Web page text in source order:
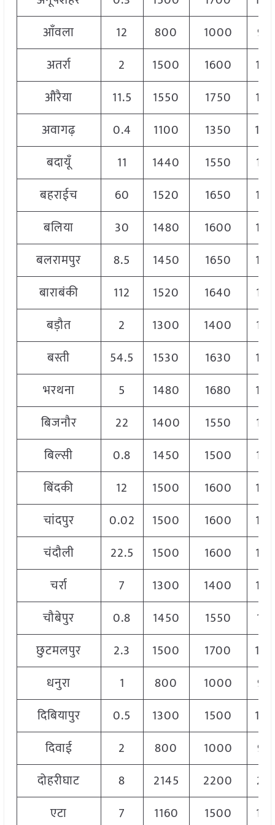
आँवला
12 800 1000
अतर्रा
2 1500 1600
औरैया
11.5 1550 1750
अवागढ़
0.4 1100 1350
बदायूँ
11 1440 1550
बहराईच
60 1520 1650
बलिया
30 1480 1600
बलरामपुर
8.5 1450 1650
बाराबंकी
112 1520 1640
बड़ौत
2 1300 1400
बस्ती
54.5 1530 1630
भरथना
5 1480 1680
बिजनौर
22 1400 1550
बिल्सी
0.8 1450 1500
बिंदकी
12 1500 1600
चांदपुर
0.02 1500 1600
चंदौली
22.5 1500 1600
चर्रा
7 1300 1400
चौबेपुर
0.8 1450 1550
छुटमलपुर
2.3 1500 1700
धनुरा
1 800 1000
दिबियापुर
0.5 1300 1500
दिवाई
2 800 1000
दोहरीघाट
8 2145 2200
एटा
7 1160 1500